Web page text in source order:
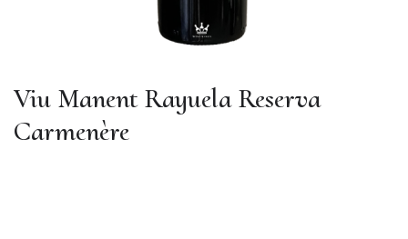
Viu Manent Rayuela Reserva
Carmenère